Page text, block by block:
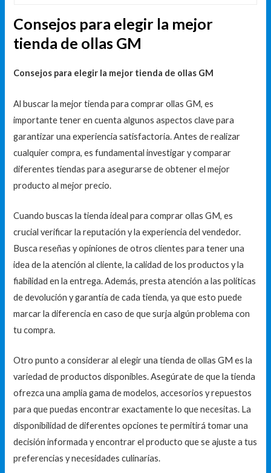
Consejos para elegir la mejor
tienda de ollas GM
Consejos para elegir la mejor tienda de ollas GM
Al buscar la mejor tienda para comprar ollas GM, es
importante tener en cuenta algunos aspectos clave para
garantizar una experiencia satisfactoria. Antes de realizar
cualquier compra, es fundamental investigar y comparar
diferentes tiendas para asegurarse de obtener el mejor
producto al mejor precio.
Cuando buscas la tienda ideal para comprar ollas GM, es
crucial verificar la reputación y la experiencia del vendedor.
Busca reseñas y opiniones de otros clientes para tener una
idea de la atención al cliente, la calidad de los productos y la
fiabilidad en la entrega. Además, presta atención a las políticas
de devolución y garantía de cada tienda, ya que esto puede
marcar la diferencia en caso de que surja algún problema con
tu compra.
Otro punto a considerar al elegir una tienda de ollas GM es la
variedad de productos disponibles. Asegúrate de que la tienda
ofrezca una amplia gama de modelos, accesorios y repuestos
para que puedas encontrar exactamente lo que necesitas. La
disponibilidad de diferentes opciones te permitirá tomar una
decisión informada y encontrar el producto que se ajuste a tus
preferencias y necesidades culinarias.